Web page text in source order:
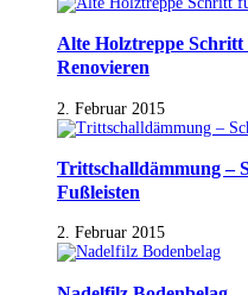
Alte Holztreppe
Renovieren
2. Februar 2015
Trittschalldämmung –
Fußleisten
2. Februar 2015